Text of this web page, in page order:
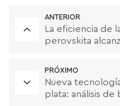
ANTERIOR
La eficiencia de
perovskita
con índice de
logrado un gran
PRÓXIMO
Nueva
plata: análisis